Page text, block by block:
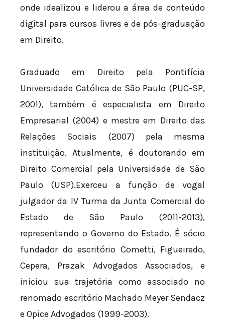
onde idealizou e liderou a área de conteúdo
digital para cursos livres e de pós-graduação
em Direito.
Graduado em Direito pela Pontifícia
Universidade Católica de São Paulo (PUC-SP,
2001), também é especialista em Direito
Empresarial (2004) e mestre em Direito das
Relações Sociais (2007) pela mesma
instituição. Atualmente, é doutorando em
Direito Comercial pela Universidade de São
Paulo (USP).Exerceu a função de vogal
julgador da IV Turma da Junta Comercial do
Estado de São Paulo (2011-2013),
representando o Governo do Estado. É sócio
fundador do escritório Cometti, Figueiredo,
Cepera, Prazak Advogados Associados, e
iniciou sua trajetória como associado no
renomado escritório Machado Meyer Sendacz
e Opice Advogados (1999-2003).